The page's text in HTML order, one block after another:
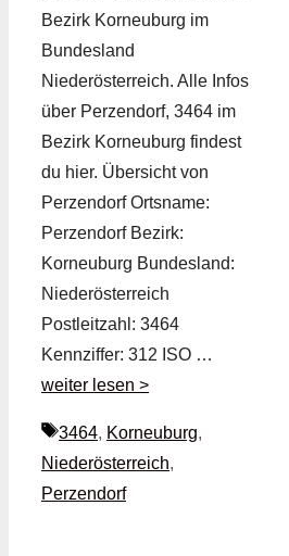
Bezirk Korneuburg im
Bundesland
Niederösterreich. Alle Infos
über Perzendorf, 3464 im
Bezirk Korneuburg findest
du hier. Übersicht von
Perzendorf Ortsname:
Perzendorf Bezirk:
Korneuburg Bundesland:
Niederösterreich
Postleitzahl: 3464
Kennziffer: 312 ISO …
weiter lesen >
Schlagwörter
3464, Korneuburg,
Niederösterreich,
Perzendorf